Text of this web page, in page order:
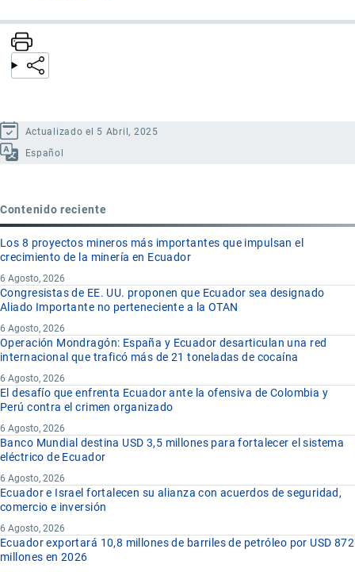
Actualizado el 5 Abril, 2025
Español
Contenido reciente
Los 8 proyectos mineros más importantes que impulsan el
crecimiento de la minería en Ecuador
6 Agosto, 2026
Congresistas de EE. UU. proponen que Ecuador sea designado
Aliado Importante no perteneciente a la OTAN
6 Agosto, 2026
Operación Mondragón: España y Ecuador desarticulan una red
internacional que traficó más de 21 toneladas de cocaína
6 Agosto, 2026
El desafío que enfrenta Ecuador ante la ofensiva de Colombia y
Perú contra el crimen organizado
6 Agosto, 2026
Banco Mundial destina USD 3,5 millones para fortalecer el sistema
eléctrico de Ecuador
6 Agosto, 2026
Ecuador e Israel fortalecen su alianza con acuerdos de seguridad,
comercio e inversión
6 Agosto, 2026
Ecuador exportará 10,8 millones de barriles de petróleo por USD 872
millones en 2026